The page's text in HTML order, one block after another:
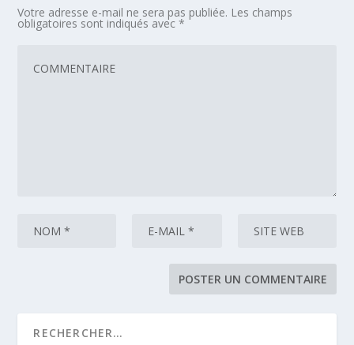
Votre adresse e-mail ne sera pas publiée. Les champs
obligatoires sont indiqués avec*